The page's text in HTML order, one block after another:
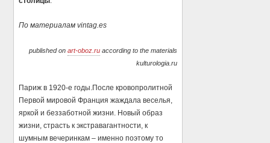
По материалам vintag.es
published on art-oboz.ruaccording to the materials
kulturologia.ru
Париж в 1920-е годы.После кровопролитной
Первой мировой Франция жаждала веселья,
яркой и беззаботной жизни. Новый образ
жизни, страсть к экстравагантности, к
шумным вечеринкам – именно поэтому то